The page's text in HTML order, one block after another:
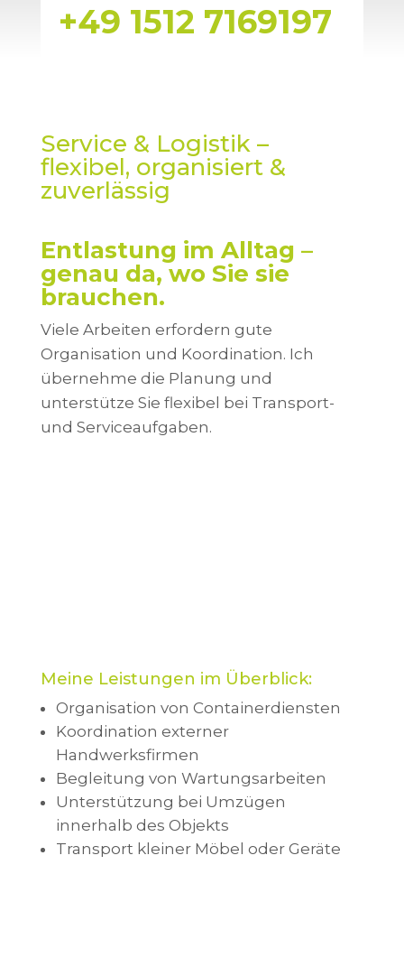
+49 1512 7169197
Service & Logistik –
flexibel, organisiert &
zuverlässig
Entlastung im Alltag –
genau da, wo Sie sie
brauchen.
Viele Arbeiten erfordern gute
Organisation und Koordination. Ich
übernehme die Planung und
unterstütze Sie flexibel bei Transport-
und Serviceaufgaben.
Meine Leistungen im Überblick:
Organisation von Containerdiensten
Koordination externer
Handwerksfirmen
Begleitung von Wartungsarbeiten
Unterstützung bei Umzügen
innerhalb des Objekts
Transport kleiner Möbel oder Geräte